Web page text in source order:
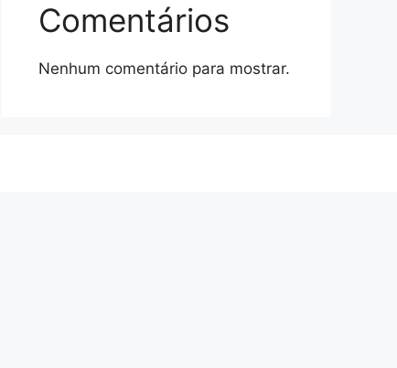
Comentários
Nenhum comentário para mostrar.